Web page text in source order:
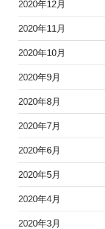
2020年12月
2020年11月
2020年10月
2020年9月
2020年8月
2020年7月
2020年6月
2020年5月
2020年4月
2020年3月